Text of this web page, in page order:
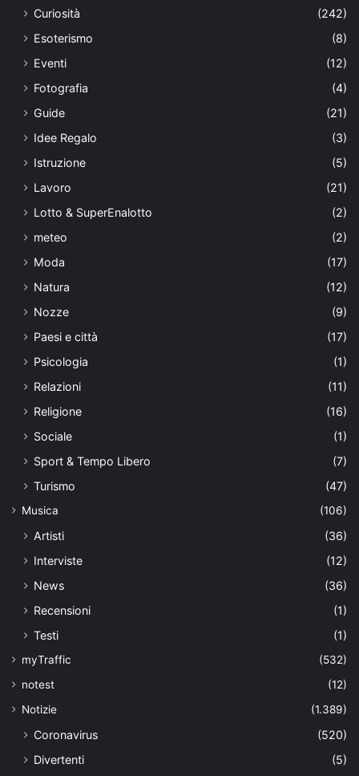
Curiosità
(242)
Esoterismo
(8)
Eventi
(12)
Fotografia
(4)
Guide
(21)
Idee Regalo
(3)
Istruzione
(5)
Lavoro
(21)
Lotto & SuperEnalotto
(2)
meteo
(2)
Moda
(17)
Natura
(12)
Nozze
(9)
Paesi e città
(17)
Psicologia
(1)
Relazioni
(11)
Religione
(16)
Sociale
(1)
Sport & Tempo Libero
(7)
Turismo
(47)
Musica (106)
Artisti
(36)
Interviste
(12)
News
(36)
Recensioni
(1)
Testi
(1)
myTraffic
(532)
notest
(12)
Notizie
(1.389)
Coronavirus
(520)
Divertenti
(5)